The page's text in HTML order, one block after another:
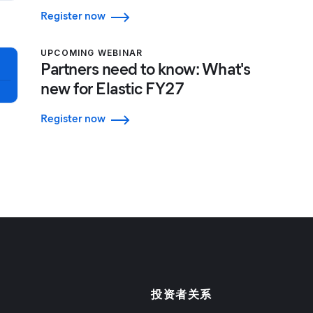
Register now
UPCOMING WEBINAR
Partners need to know: What's
new for Elastic FY27
Register now
投资者关系